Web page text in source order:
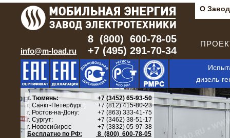
О
info@m-load.ru
8 (800) 600-78-05
+7 (495) 291-70-34
дизель-
г. Тюмень:
+7 (3452) 65-93-50
г. Санкт-Петербург:
+7 (812) 415-80-23
г. Ростов-на-Дону:
+7 (863) 333-41-75
г. Сургут:
+7 (3462) 38-51-17
г. Новосибирск:
+7 (3832) 05-97-38
Бесплатно по РФ:
8 (800) 600-78-05